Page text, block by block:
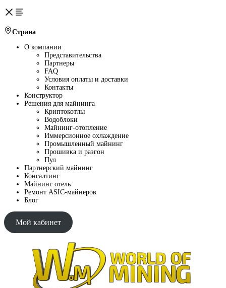
Страна
О компании
Представительства
Партнеры
FAQ
Условия оплаты и доставки
Контакты
Конструктор
Решения для майнинга
Криптокотлы
Водоблоки
Майнинг-отопление
Иммерсионное охлаждение
Промышленный майнинг
Прошивка и разгон
Пул
Партнерский майнинг
Консалтинг
Майнинг отель
Ремонт ASIC-майнеров
Блог
Мой кабинет